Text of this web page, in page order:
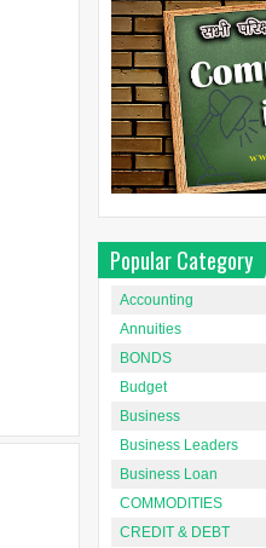
Popular Category
Accounting
Annuities
BONDS
Budget
Business
Business Leaders
Business Loan
COMMODITIES
CREDIT & DEBT